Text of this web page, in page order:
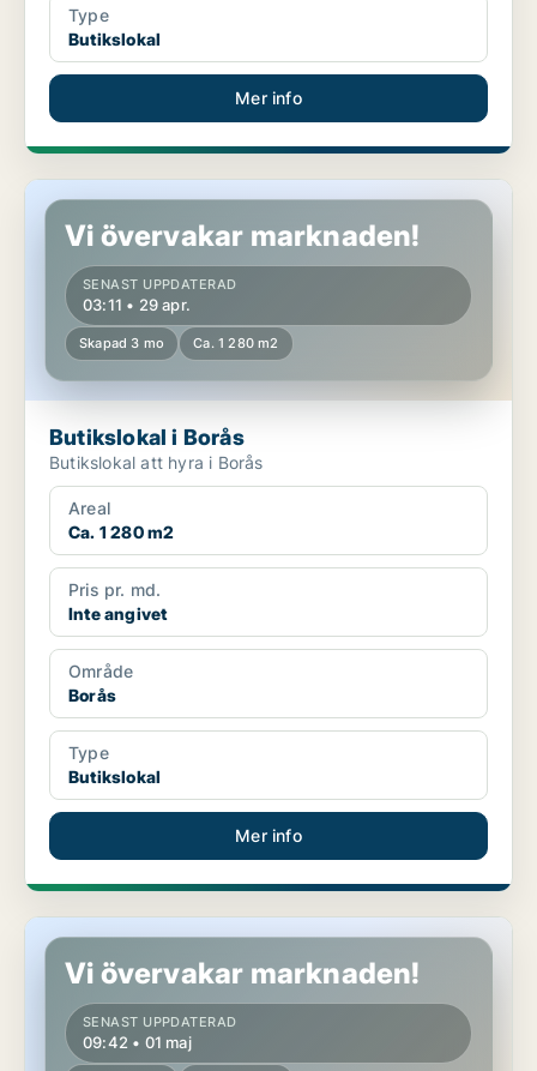
Type
Butikslokal
Mer info
Butikslokal i Borås
Vi övervakar marknaden!
SENAST UPPDATERAD
03:11 • 29 apr.
Skapad 3 mo Ca. 1 280 m2
Butikslokal i Borås
Butikslokal att hyra i Borås
Areal
Ca. 1 280 m2
Pris pr. md.
Inte angivet
Område
Borås
Type
Butikslokal
Mer info
Butikslokal i Borås
Vi övervakar marknaden!
SENAST UPPDATERAD
09:42 • 01 maj